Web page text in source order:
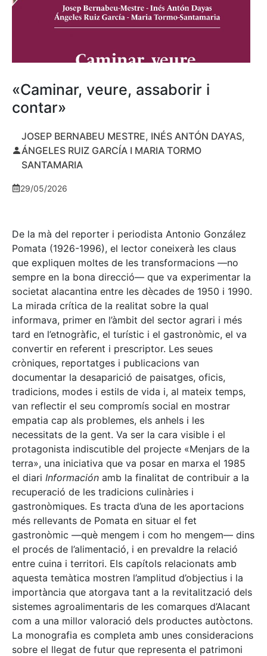
«Caminar, veure, assaborir i
contar»
JOSEP BERNABEU MESTRE, INÉS ANTÓN DAYAS,
ÁNGELES RUIZ GARCÍA I MARIA TORMO
SANTAMARIA
29/05/2026
De la mà del reporter i periodista Antonio González
Pomata (1926-1996), el lector coneixerà les claus
que expliquen moltes de les transformacions —no
sempre en la bona direcció— que va experimentar la
societat alacantina entre les dècades de 1950 i 1990.
La mirada crítica de la realitat sobre la qual
informava, primer en l’àmbit del sector agrari i més
tard en l’etnogràfic, el turístic i el gastronòmic, el va
convertir en referent i prescriptor. Les seues
cròniques, reportatges i publicacions van
documentar la desaparició de paisatges, oficis,
tradicions, modes i estils de vida i, al mateix temps,
van reflectir el seu compromís social en mostrar
empatia cap als problemes, els anhels i les
necessitats de la gent. Va ser la cara visible i el
protagonista indiscutible del projecte «Menjars de la
terra», una iniciativa que va posar en marxa el 1985
el diari Información amb la finalitat de contribuir a la
recuperació de les tradicions culinàries i
gastronòmiques. Es tracta d’una de les aportacions
més rellevants de Pomata en situar el fet
gastronòmic —què mengem i com ho mengem— dins
el procés de l’alimentació, i en prevaldre la relació
entre cuina i territori. Els capítols relacionats amb
aquesta temàtica mostren l’amplitud d’objectius i la
importància que atorgava tant a la revitalització dels
sistemes agroalimentaris de les comarques d’Alacant
com a una millor valoració dels productes autòctons.
La monografia es completa amb unes consideracions
sobre el llegat de futur que representa el patrimoni